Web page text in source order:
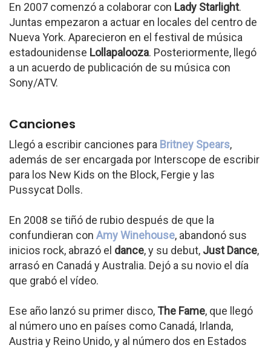
En 2007 comenzó a colaborar con Lady Starlight.
Juntas empezaron a actuar en locales del centro de
Nueva York. Aparecieron en el festival de música
estadounidense Lollapalooza. Posteriormente, llegó
a un acuerdo de publicación de su música con
Sony/ATV.
Canciones
Llegó a escribir canciones para Britney Spears,
además de ser encargada por Interscope de escribir
para los New Kids on the Block, Fergie y las
Pussycat Dolls.
En 2008 se tiñó de rubio después de que la
confundieran con Amy Winehouse, abandonó sus
inicios rock, abrazó el dance, y su debut, Just Dance,
arrasó en Canadá y Australia. Dejó a su novio el día
que grabó el vídeo.
Ese año lanzó su primer disco, The Fame, que llegó
al número uno en países como Canadá, Irlanda,
Austria y Reino Unido, y al número dos en Estados